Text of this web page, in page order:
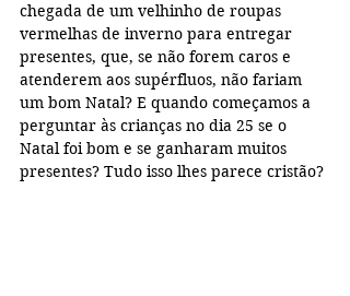
chegada de um velhinho de roupas
vermelhas de inverno para entregar
presentes, que, se não forem caros e
atenderem aos supérfluos, não fariam
um bom Natal? E quando começamos a
perguntar às crianças no dia 25 se o
Natal foi bom e se ganharam muitos
presentes? Tudo isso lhes parece cristão?